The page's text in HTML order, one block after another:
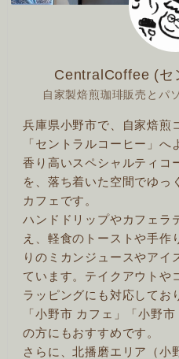
CentralCoffee (セ
自家製焙煎珈琲販売とパ
兵庫県小野市で、自家焙煎
「セントラルコーヒー」へ
香り高いスペシャルティコ
を、落ち着いた空間でゆっ
カフェです。
ハンドドリップやカフェラ
え、軽食のトーストや手作
りのミカンジュースやアイ
ています。テイクアウトや
ラッピングにも対応してお
「小野市 カフェ」「小野
の方にもおすすめです。
さらに、北播磨エリア（小